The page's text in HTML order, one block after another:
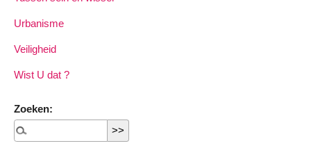
Urbanisme
Veiligheid
Wist U dat ?
Zoeken: